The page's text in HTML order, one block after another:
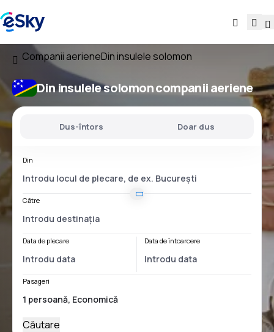
Companii aerieneDin insulele solomon
Din insulele solomon companii aeriene
Dus-întors Doar dus
Din
Către
Data de plecare Data de întoarcere
Pasageri
Căutare